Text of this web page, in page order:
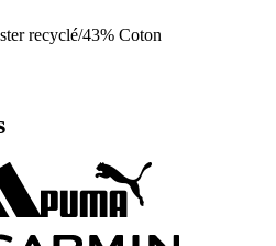
recyclé/43% Coton